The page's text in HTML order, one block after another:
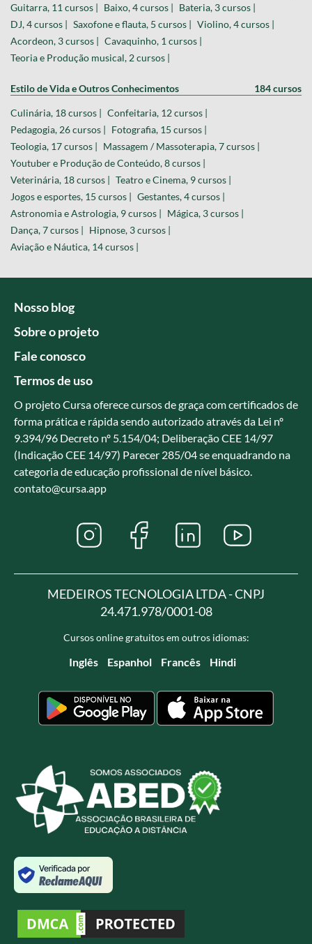
Guitarra, 11 cursos | Baixo, 4 cursos | Bateria, 3 cursos |
DJ, 4 cursos | Saxofone e flauta, 5 cursos | Violino, 4 cursos |
Acordeon, 3 cursos | Cavaquinho, 1 cursos |
Teoria e Produção musical, 2 cursos |
Estilo de Vida e Outros Conhecimentos 184 cursos
Culinária, 18 cursos | Confeitaria, 12 cursos |
Pedagogia, 26 cursos | Fotografia, 15 cursos |
Teologia, 17 cursos | Massagem / Massoterapia, 7 cursos |
Youtuber e Produção de Conteúdo, 8 cursos |
Veterinária, 18 cursos | Teatro e Cinema, 9 cursos |
Jogos e esportes, 15 cursos | Gestantes, 4 cursos |
Astronomia e Astrologia, 9 cursos | Mágica, 3 cursos |
Dança, 7 cursos | Hipnose, 3 cursos |
Aviação e Náutica, 14 cursos |
Nosso blog
Sobre o projeto
Fale conosco
Termos de uso
O projeto Cursa oferece cursos de graça com certificados de
forma prática e rápida sendo autorizado através da Lei nº
9.394/96 Decreto nº 5.154/04; Deliberação CEE 14/97
(Indicação CEE 14/97) Parecer 285/04 se enquadrando na
categoria de educação profissional de nível básico.
contato@cursa.app
MEDEIROS TECNOLOGIA LTDA - CNPJ
24.471.978/0001-08
Cursos online gratuitos em outros idiomas:
Inglês Espanhol Francês Hindi